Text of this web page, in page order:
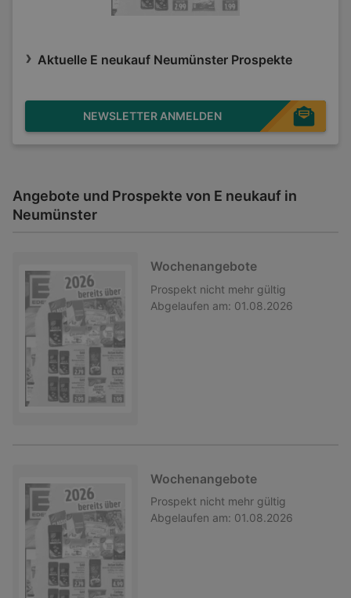
Aktuelle E neukauf Neumünster Prospekte
NEWSLETTER ANMELDEN
Angebote und Prospekte von E neukauf in
Neumünster
Wochenangebote
Prospekt nicht mehr gültig
Abgelaufen am: 01.08.2026
Wochenangebote
Prospekt nicht mehr gültig
Abgelaufen am: 01.08.2026